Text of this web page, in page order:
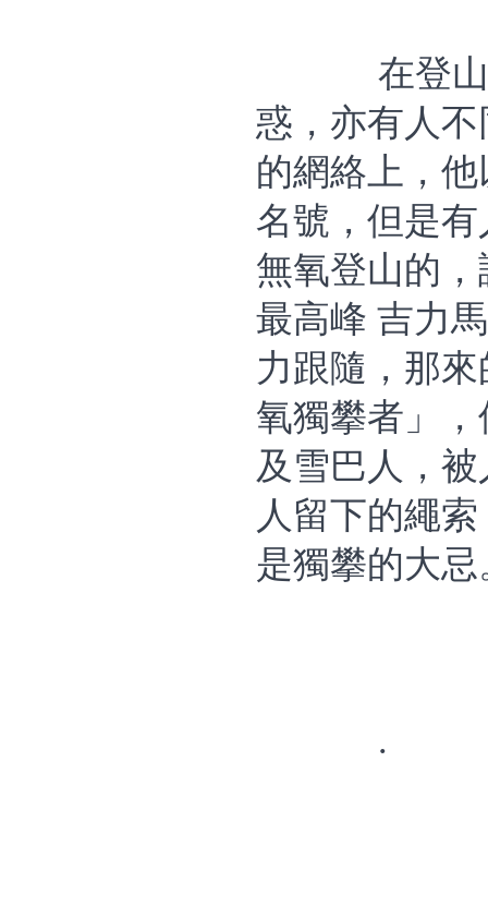
在登
惑，亦有人
的網絡上，
名號，但是
無氧登山的
最高峰 吉力
力跟隨，那
氧獨攀者」
及雪巴人，
人留下的繩
是獨攀的大忌
.